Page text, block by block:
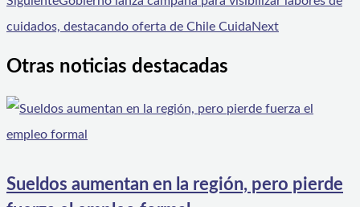
cuidados, destacando oferta de Chile CuidaNext
Otras noticias destacadas
Sueldos aumentan en la región, pero pierde